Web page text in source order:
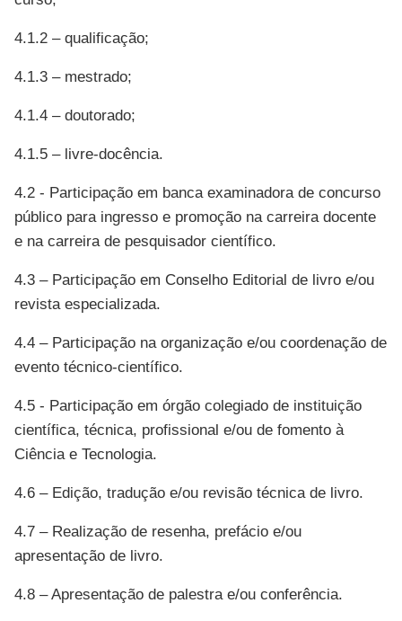
4.1.2 – qualificação;
4.1.3 – mestrado;
4.1.4 – doutorado;
4.1.5 – livre-docência.
4.2 - Participação em banca examinadora de concurso
público para ingresso e promoção na carreira docente
e na carreira de pesquisador científico.
4.3 – Participação em Conselho Editorial de livro e/ou
revista especializada.
4.4 – Participação na organização e/ou coordenação de
evento técnico-científico.
4.5 - Participação em órgão colegiado de instituição
científica, técnica, profissional e/ou de fomento à
Ciência e Tecnologia.
4.6 – Edição, tradução e/ou revisão técnica de livro.
4.7 – Realização de resenha, prefácio e/ou
apresentação de livro.
4.8 – Apresentação de palestra e/ou conferência.